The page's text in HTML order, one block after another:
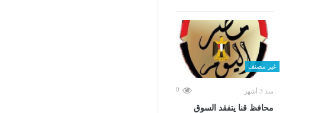
غير مصنف
منذ 3 أشهر 0
محافظ قنا يتفقد السوق